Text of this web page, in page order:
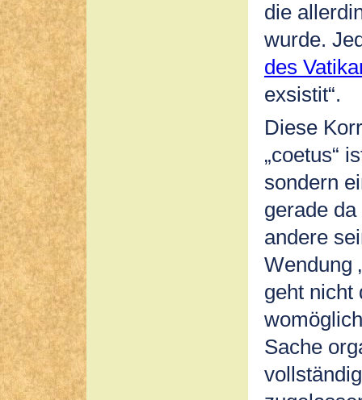
die
wurde.
des
exsistit“.
Diese
„coetus“
sondern
gerade
andere
Wendung
geht nicht
Sache